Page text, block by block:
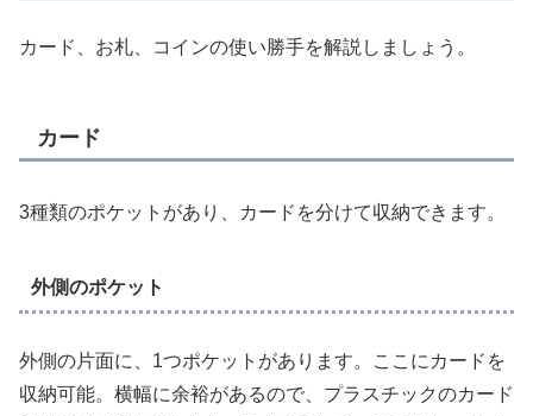
カード、お札、コインの使い勝手を解説しましょう。
カード
3種類のポケットがあり、カードを分けて収納できます。
外側のポケット
外側の片面に、1つポケットがあります。ここにカードを
収納可能。横幅に余裕があるので、プラスチックのカード